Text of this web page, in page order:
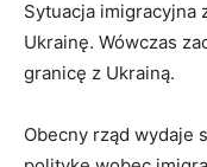
Sytuacja imigracyjna
Ukrainę. Wówczas
granicę z Ukrainą.
Obecny rząd wydaje